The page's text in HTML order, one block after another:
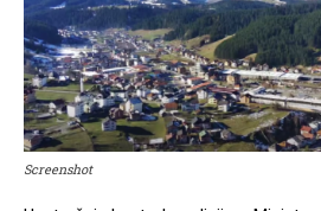
Screenshot